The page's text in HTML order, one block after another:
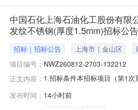
中国石化上海石油化工股份有限
发纹不锈钢(厚度1.5mm)招标公告
招标｜招标公告 上海市｜金山区
项目编号： NWZ260812-2703-132212
正文内容： 1.招标条件本招标项目（第1
\1050kg1.75m/s曳引式
发布时间： 14小时前